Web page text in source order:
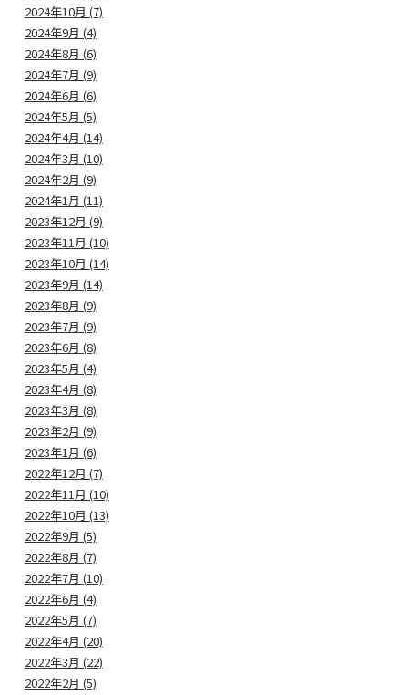
2024年10月 (7)
2024年9月 (4)
2024年8月 (6)
2024年7月 (9)
2024年6月 (6)
2024年5月 (5)
2024年4月 (14)
2024年3月 (10)
2024年2月 (9)
2024年1月 (11)
2023年12月 (9)
2023年11月 (10)
2023年10月 (14)
2023年9月 (14)
2023年8月 (9)
2023年7月 (9)
2023年6月 (8)
2023年5月 (4)
2023年4月 (8)
2023年3月 (8)
2023年2月 (9)
2023年1月 (6)
2022年12月 (7)
2022年11月 (10)
2022年10月 (13)
2022年9月 (5)
2022年8月 (7)
2022年7月 (10)
2022年6月 (4)
2022年5月 (7)
2022年4月 (20)
2022年3月 (22)
2022年2月 (5)